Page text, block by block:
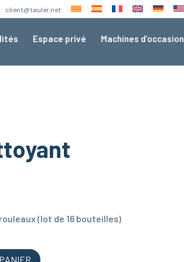
client@tauler.net
Espace privé Machines d’occasion
(lot de 16 bouteilles)